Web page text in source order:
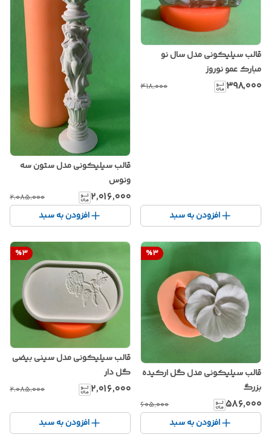
قالب سیلیکونی مدل سال نو
مبارک عمو نوروز
۳۹۸٬۰۰۰ ۴۱۸٬۰۰۰
افزودن به سبد
قالب سیلیکونی مدل ستون سه
ونوس
۲٬۰۱۶٬۰۰۰ ۲٬۰۸۵٬۰۰۰
افزودن به سبد
%3
قالب سیلیکونی مدل گل ارکیده
بزرگ
۵۸۶٬۰۰۰ ۶۰۵٬۰۰۰
افزودن به سبد
%3
قالب سیلیکونی مدل سینی بیضی
گل دار
۲٬۰۱۶٬۰۰۰ ۲٬۰۸۵٬۰۰۰
افزودن به سبد